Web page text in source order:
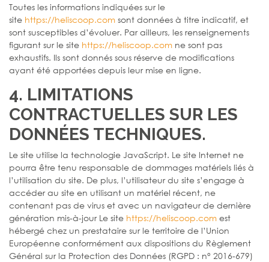
Toutes les informations indiquées sur le
site https://heliscoop.com sont données à titre indicatif, et
sont susceptibles d’évoluer. Par ailleurs, les renseignements
figurant sur le site https://heliscoop.com ne sont pas
exhaustifs. Ils sont donnés sous réserve de modifications
ayant été apportées depuis leur mise en ligne.
4. LIMITATIONS
CONTRACTUELLES SUR LES
DONNÉES TECHNIQUES.
Le site utilise la technologie JavaScript. Le site Internet ne
pourra être tenu responsable de dommages matériels liés à
l’utilisation du site. De plus, l’utilisateur du site s’engage à
accéder au site en utilisant un matériel récent, ne
contenant pas de virus et avec un navigateur de dernière
génération mis-à-jour Le site https://heliscoop.com est
hébergé chez un prestataire sur le territoire de l’Union
Européenne conformément aux dispositions du Règlement
Général sur la Protection des Données (RGPD : n° 2016-679)